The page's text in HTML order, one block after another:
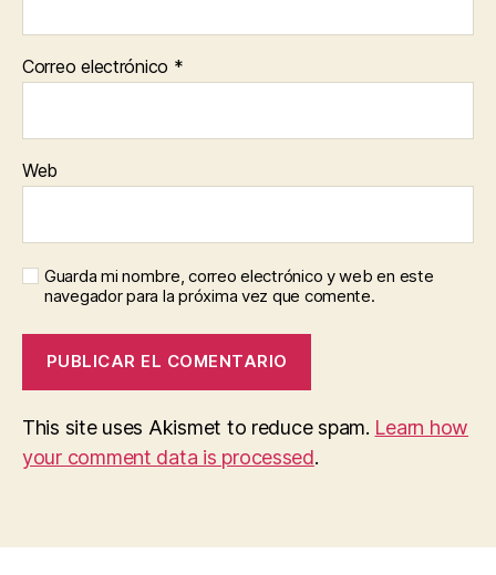
Correo electrónico *
Web
Guarda mi nombre, correo electrónico y web en este
navegador para la próxima vez que comente.
This site uses Akismet to reduce spam. Learn how
your comment data is processed.